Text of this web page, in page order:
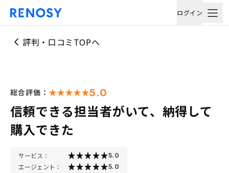
ログイン
評判・口コミTOPへ
総合評価： 5.0
信頼できる担当者がいて、納得して
購入できた
サービス： 5.0
エージェント： 5.0